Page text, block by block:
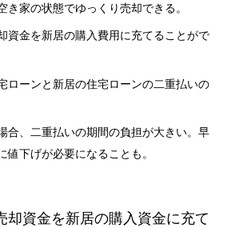
家の状態でゆっくり売却できる。
資金を新居の購入費用に充てることがで
ローンと新居の住宅ローンの二重払いの
合、二重払いの期間の負担が大きい。早
値下げが必要になることも。
却資金を新居の購入資金に充て